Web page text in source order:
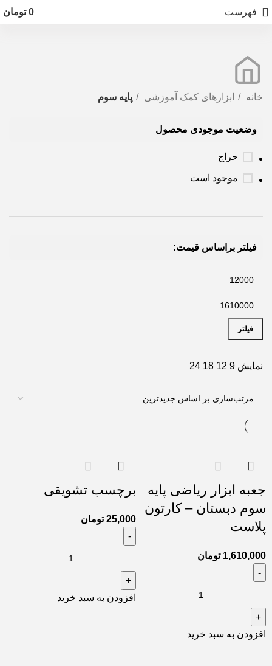
فهرست 0 تومان
خانه ابزارهای کمک آموزشی پایه سوم
وضعیت موجودی محصول
حراج
موجود است
فیلتر براساس قیمت:
فیلتر
نمایش 9
12
18
24
جعبه ابزار ریاضی پایه
سوم دبستان – کارتون
پلاست
1,610,000 تومان
افزودن به سبد خرید
برچسب تشویقی
25,000 تومان
افزودن به سبد خرید